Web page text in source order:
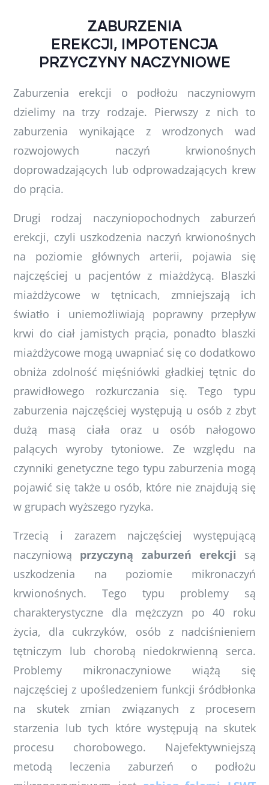
ZABURZENIA
EREKCJI, IMPOTENCJA
PRZYCZYNY NACZYNIOWE
Zaburzenia erekcji o podłożu naczyniowym
dzielimy na trzy rodzaje. Pierwszy z nich to
zaburzenia wynikające z wrodzonych wad
rozwojowych naczyń krwionośnych
doprowadzających lub odprowadzających krew
do prącia.
Drugi rodzaj naczyniopochodnych zaburzeń
erekcji, czyli uszkodzenia naczyń krwionośnych
na poziomie głównych arterii, pojawia się
najczęściej u pacjentów z miażdżycą. Blaszki
miażdżycowe w tętnicach, zmniejszają ich
światło i uniemożliwiają poprawny przepływ
krwi do ciał jamistych prącia, ponadto blaszki
miażdżycowe mogą uwapniać się co dodatkowo
obniża zdolność mięśniówki gładkiej tętnic do
prawidłowego rozkurczania się. Tego typu
zaburzenia najczęściej występują u osób z zbyt
dużą masą ciała oraz u osób nałogowo
palących wyroby tytoniowe. Ze względu na
czynniki genetyczne tego typu zaburzenia mogą
pojawić się także u osób, które nie znajdują się
w grupach wyższego ryzyka.
Trzecią i zarazem najczęściej występującą
naczyniową przyczyną zaburzeń erekcji są
uszkodzenia na poziomie mikronaczyń
krwionośnych. Tego typu problemy są
charakterystyczne dla mężczyzn po 40 roku
życia, dla cukrzyków, osób z nadciśnieniem
tętniczym lub chorobą niedokrwienną serca.
Problemy mikronaczyniowe wiążą się
najczęściej z upośledzeniem funkcji śródbłonka
na skutek zmian związanych z procesem
starzenia lub tych które występują na skutek
procesu chorobowego. Najefektywniejszą
metodą leczenia zaburzeń o podłożu